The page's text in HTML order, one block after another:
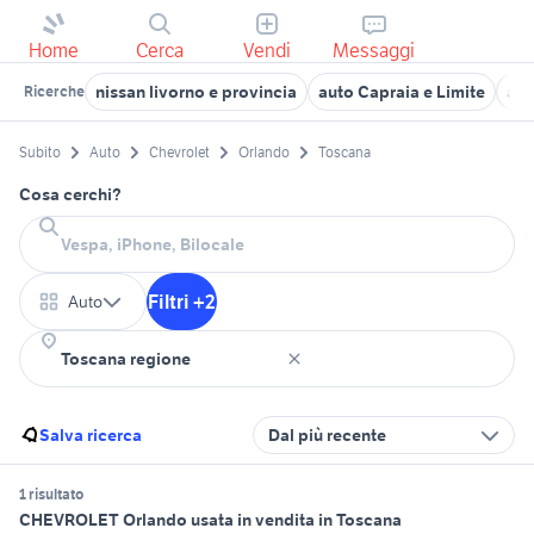
Home Cerca Vendi Messaggi
Ricerche nissan livorno e provincia auto Capraia e Limite
Subito Auto Chevrolet Orlando Toscana
Cosa cerchi?
Auto Filtri +2
Salva ricerca Dal più recente
1 risultato
CHEVROLET Orlando usata in vendita in Toscana